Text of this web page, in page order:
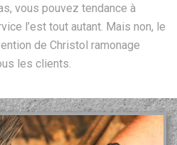
vous pouvez tendance à
l’est tout autant. Mais non, le
de Christol ramonage
les clients.